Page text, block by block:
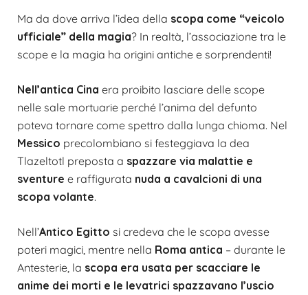
Ma da dove arriva l’idea della scopa come “veicolo
ufficiale” della magia? In realtà, l’associazione tra le
scope e la magia ha origini antiche e sorprendenti!
Nell’antica Cina era proibito lasciare delle scope
nelle sale mortuarie perché l’anima del defunto
poteva tornare come spettro dalla lunga chioma. Nel
Messico precolombiano si festeggiava la dea
Tlazeltotl preposta a spazzare via malattie e
sventure e raffigurata nuda a cavalcioni di una
scopa volante.
Nell’Antico Egitto si credeva che le scopa avesse
poteri magici, mentre nella Roma antica – durante le
Antesterie , la scopa era usata per scacciare le
anime dei morti e le levatrici spazzavano l’uscio